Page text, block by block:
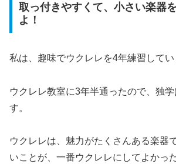
取っ付きやすくて、小さい楽器
よ！
私は、趣味でウクレレを4年練習してい
ウクレレ教室に3年半通ったので、独
す。
ウクレレは、魅力がたくさんある楽器
いことが、一番ウクレレにしてよかっ